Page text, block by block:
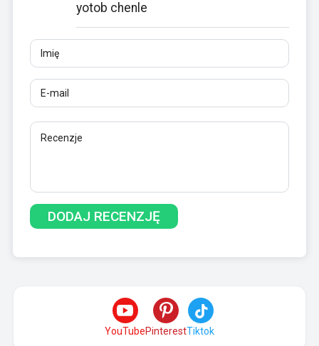
yotob chenle
Imię
E-mail
Recenzje
Co najmniej 10 znaków. Linki są niedozwolone.
YouTubePinterestTiktok